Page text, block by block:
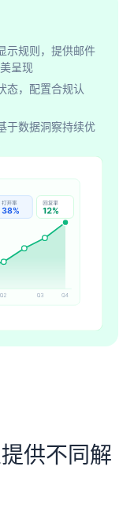
示规则，提供邮件
呈现
态，配置合规认
于数据洞察持续优
供不同解